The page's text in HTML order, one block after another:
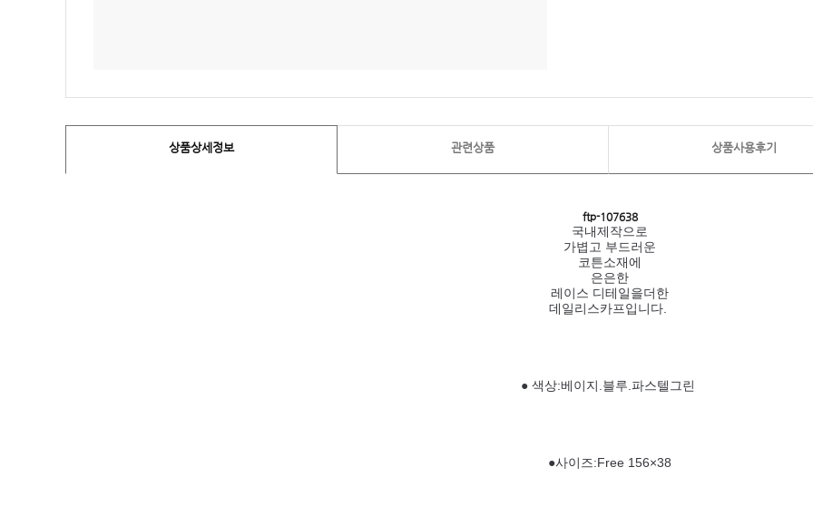
상품상세정보 관련상품 상품사용후기
ftp- 107638
국내제작으로
가볍고 부드러운
코튼소재에
은은한
레이스 디테일을더한
데일리스카프입니다.
● 색상:베이지.블루.파스텔그린
●사이즈:Free 156×38